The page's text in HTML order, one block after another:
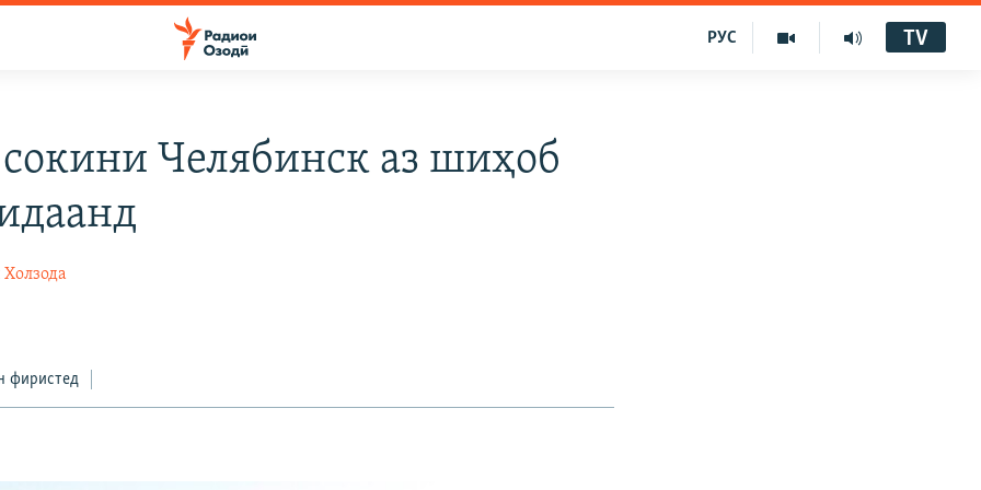
РУС TV
Челябинск аз шиҳоб
фиристед